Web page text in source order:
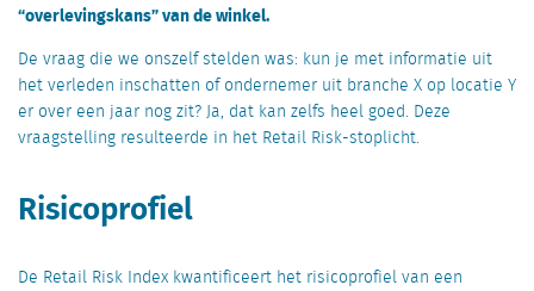
“overlevingskans” van de winkel.
De vraag die we onszelf stelden was: kun je met informatie uit
het verleden inschatten of ondernemer uit branche X op locatie Y
er over een jaar nog zit? Ja, dat kan zelfs heel goed. Deze
vraagstelling resulteerde in het Retail Risk-stoplicht.
Risicoprofiel
De Retail Risk Index kwantificeert het risicoprofiel van een